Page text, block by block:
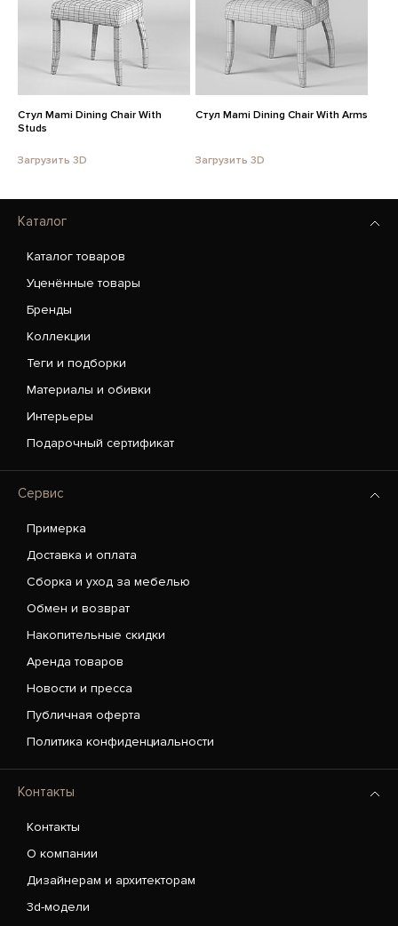
Стул Mami Dining Chair With
Studs
Загрузить 3D
Стул Mami Dining Chair With Arms
Загрузить 3D
Каталог
Каталог товаров
Уценённые товары
Бренды
Коллекции
Теги и подборки
Материалы и обивки
Интерьеры
Подарочный сертификат
Сервис
Примерка
Доставка и оплата
Сборка и уход за мебелью
Обмен и возврат
Накопительные скидки
Аренда товаров
Новости и пресса
Публичная оферта
Политика конфиденциальности
Контакты
Контакты
О компании
Дизайнерам и архитекторам
3d-модели